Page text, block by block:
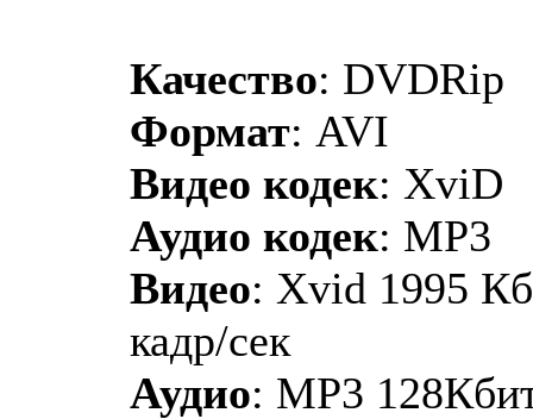
Качество: DVDRip
Формат: AVI
Видео кодек: XviD
Аудио кодек: MP3
Видео: Xvid 1995
кадр/сек
Аудио: MP3